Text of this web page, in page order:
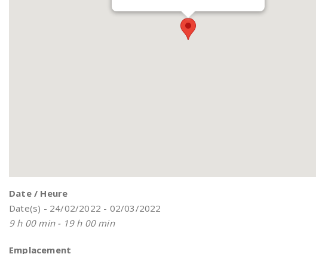
Date / Heure
Date(s) - 24/02/2022 - 02/03/2022
9 h 00 min - 19 h 00 min
Emplacement